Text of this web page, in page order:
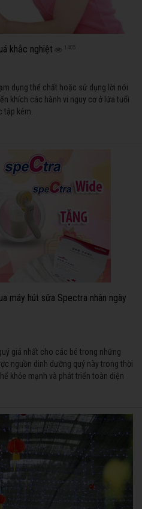
khắc nghiệt 1405
dụng thể chất hoặc sử dụng lời nói
khích các hành vi nguy cơ ở lứa tuổi
tập kém.
máy hút sữa Spectra nhân ngày
giá nhất cho các bé trong những
nguồn dinh dưỡng quý này trong thời
khỏe mạnh và phát triển toàn diện